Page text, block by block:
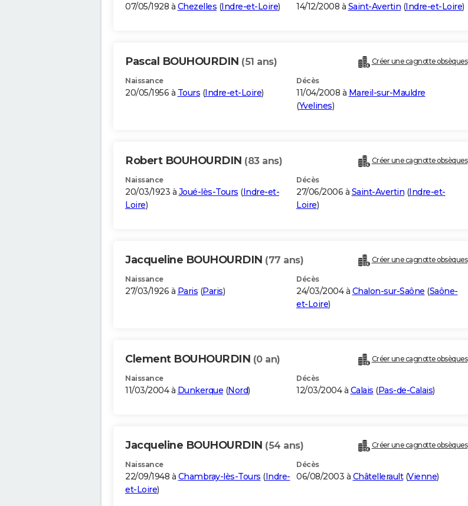
07/05/1928 à Chezelles (Indre-et-Loire) 14/12/2008 à Saint-Avertin (Indre-et-Loire)
Pascal BOUHOURDIN (51 ans) Créer une cagnotte obsèques
Naissance
20/05/1956 à Tours (Indre-et-Loire)
Décès
11/04/2008 à Mareil-sur-Mauldre
(Yvelines)
Robert BOUHOURDIN (83 ans) Créer une cagnotte obsèques
Naissance
20/03/1923 à Joué-lès-Tours (Indre-et-
Loire)
Décès
27/06/2006 à Saint-Avertin (Indre-et-
Loire)
Jacqueline BOUHOURDIN (77 ans) Créer une cagnotte obsèques
Naissance
27/03/1926 à Paris (Paris)
Décès
24/03/2004 à Chalon-sur-Saône (Saône-
et-Loire)
Clement BOUHOURDIN (0 an) Créer une cagnotte obsèques
Naissance
11/03/2004 à Dunkerque (Nord)
Décès
12/03/2004 à Calais (Pas-de-Calais)
Jacqueline BOUHOURDIN (54 ans) Créer une cagnotte obsèques
Naissance
22/09/1948 à Chambray-lès-Tours (Indre-
et-Loire)
Décès
06/08/2003 à Châtellerault(Vienne)